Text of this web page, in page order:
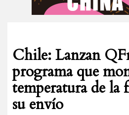
Chile: Lanzan
programa que
temperatura de la
su envío